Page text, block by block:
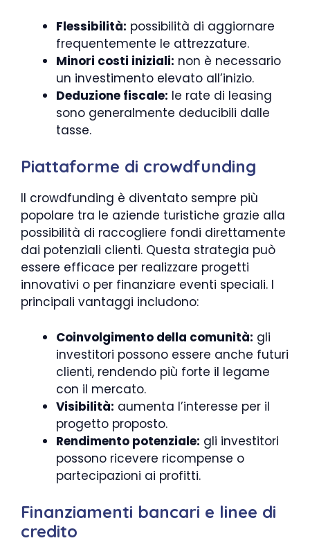
Flessibilità: possibilità di aggiornare
frequentemente le attrezzature.
Minori costi iniziali: non è necessario
un investimento elevato all’inizio.
Deduzione fiscale: le rate di leasing
sono generalmente deducibili dalle
tasse.
Piattaforme di crowdfunding
Il crowdfunding è diventato sempre più
popolare tra le aziende turistiche grazie alla
possibilità di raccogliere fondi direttamente
dai potenziali clienti. Questa strategia può
essere efficace per realizzare progetti
innovativi o per finanziare eventi speciali. I
principali vantaggi includono:
Coinvolgimento della comunità: gli
investitori possono essere anche futuri
clienti, rendendo più forte il legame
con il mercato.
Visibilità: aumenta l’interesse per il
progetto proposto.
Rendimento potenziale: gli investitori
possono ricevere ricompense o
partecipazioni ai profitti.
Finanziamenti bancari e linee di
credito